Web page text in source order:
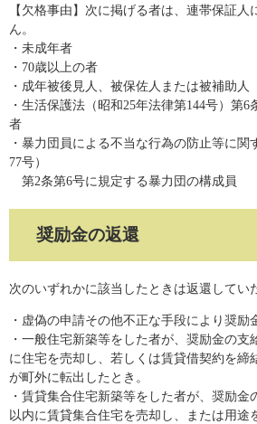
【欠格事由】次に掲げる者は、連帯保証
ん。
・未成年者
・70歳以上の者
・成年被後見人、被保佐人または被補助人
・生活保護法（昭和25年法律第144号）第
者
・暴力団員による不当な行為の防止等に関
77号）
第2条第6号に規定する暴力団の構成員
奨励金の返還
次のいずれかに該当したときは返還してい
・虚偽の申請その他不正な手段により奨励
・一般住宅新築等をした者が、奨励金の支
に住宅を売却し、若しくは賃貸借契約を締
が町外に転出したとき。
・賃貸集合住宅新築等をした者が、奨励金
以内に賃貸集合住宅を売却し、または用途